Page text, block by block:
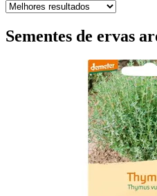
Sementes de ervas